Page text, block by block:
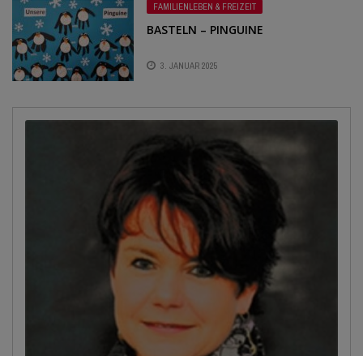
FAMILIENLEBEN & FREIZEIT
BASTELN – PINGUINE
3. JANUAR 2025